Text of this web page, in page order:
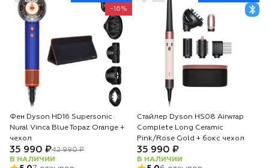
-16%
Фен Dyson HD16 Supersonic
Nural Vinca Blue Topaz Orange +
чехол
35 990 ₽42 990 ₽
В НАЛИЧИИ
Стайлер Dyson HS08 Airwrap
Complete Long Ceramic
Pink/Rose Gold + бокс чехол
35 990 ₽
В НАЛИЧИИ